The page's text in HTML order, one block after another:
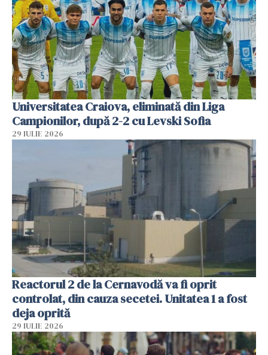
Universitatea Craiova, eliminată din Liga
Campionilor, după 2-2 cu Levski Sofia
29 IULIE 2026
Reactorul 2 de la Cernavodă va fi oprit
controlat, din cauza secetei. Unitatea 1 a fost
deja oprită
29 IULIE 2026